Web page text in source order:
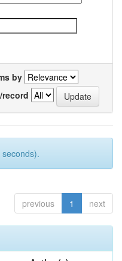
by
previous 1 next